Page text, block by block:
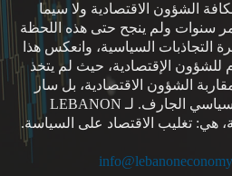
الشؤون الاقتصادية ولا سيما
مر سنوات ولم ينجح حتى هذه اللحظة
التجاذبات السياسية، وانعكس هذا
للشؤون الإقتصادية، حيث لم يتخذ
الشؤون الاقتصادية، بل سار
والاقتصاد في التيار السياسي الجارف. لـ LEBANON